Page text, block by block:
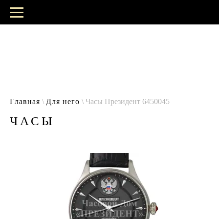
Главная \ Для него \ Часы Президент 6450045
ЧАСЫ